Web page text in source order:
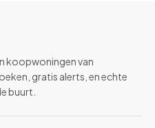
koopwoningen van
gratis alerts, en echte
buurt.